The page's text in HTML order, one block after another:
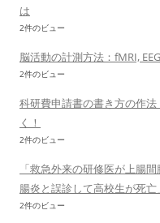
は
2件のビュー
脳活動の計測方法：fMRI,
2件のビュー
科研費申請書の書き方の作
く！
2件のビュー
「救急外来の研修医が上腸
腸炎と誤診して高校生が死
2件のビュー